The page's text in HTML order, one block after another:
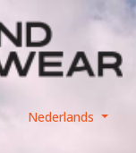
Nederlands